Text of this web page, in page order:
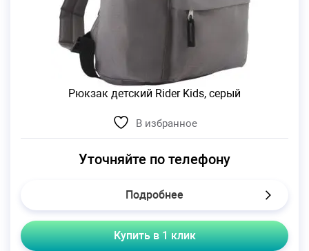
Рюкзак детский Rider Kids, серый
В избранное
Уточняйте по телефону
Подробнее
Купить в 1 клик